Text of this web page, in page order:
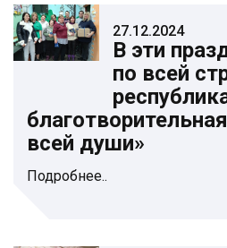
27.12.2024
В эти
по всей
всей души»
Подробнее..